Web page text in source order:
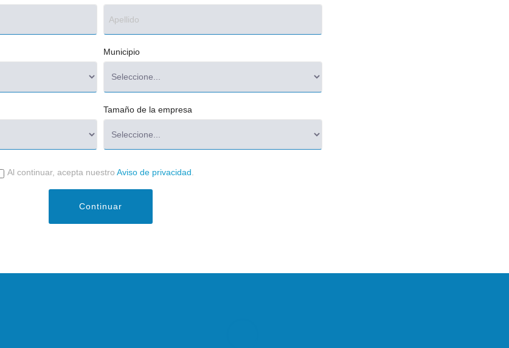
Municipio
Tamaño de la empresa
Al continuar, acepta nuestro Aviso de privacidad.
Continuar